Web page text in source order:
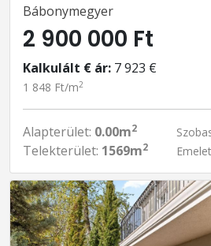
Bábonymegyer
2 900 000 Ft
Kalkulált € ár: 7 923 €
1 848 Ft/m2
Alapterület: 0.00m2
Telekterület: 1569m2